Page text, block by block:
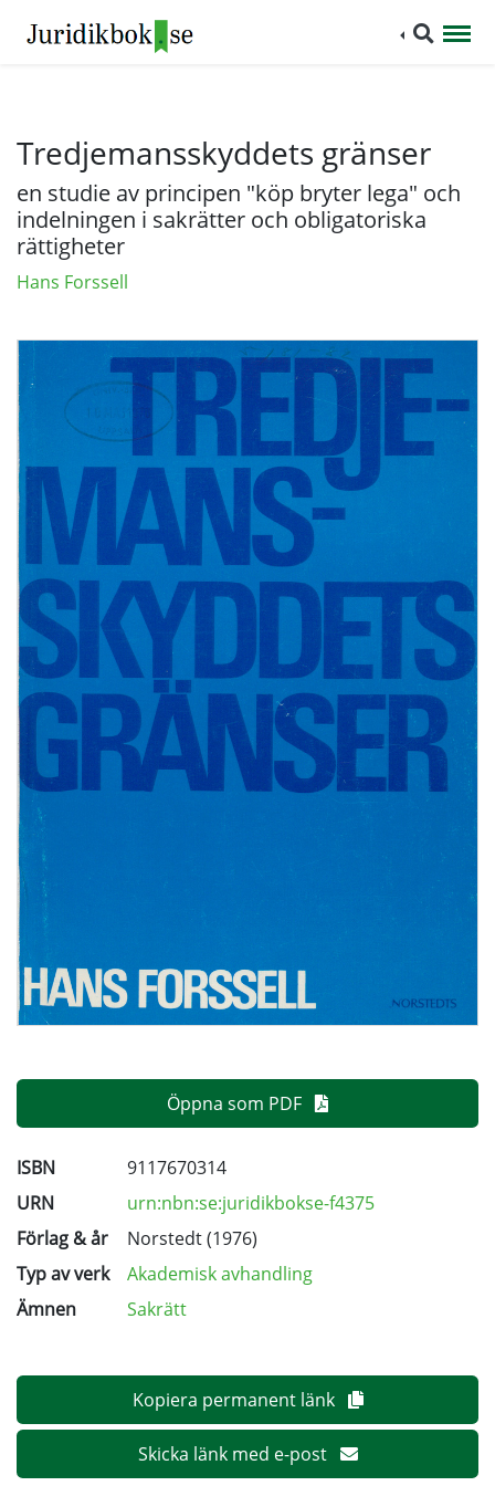
Tredjemansskyddets gränser
en studie av principen "köp bryter lega" och
indelningen i sakrätter och obligatoriska
rättigheter
Hans Forssell
Öppna som PDF
ISBN
9117670314
URN
urn:nbn:se:juridikbokse-f4375
Förlag & år
Norstedt (1976)
Typ av verk
Akademisk avhandling
Ämnen
Sakrätt
Kopiera permanent länk
Skicka länk med e-post